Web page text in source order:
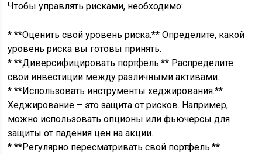
Чтобы управлять рисками, необходимо:
* **Оценить свой уровень риска.** Определите, какой
уровень риска вы готовы принять.
* **Диверсифицировать портфель.** Распределите
свои инвестиции между различными активами.
* **Использовать инструменты хеджирования.**
Хеджирование – это защита от рисков. Например,
можно использовать опционы или фьючерсы для
защиты от падения цен на акции.
* **Регулярно пересматривать свой портфель.**